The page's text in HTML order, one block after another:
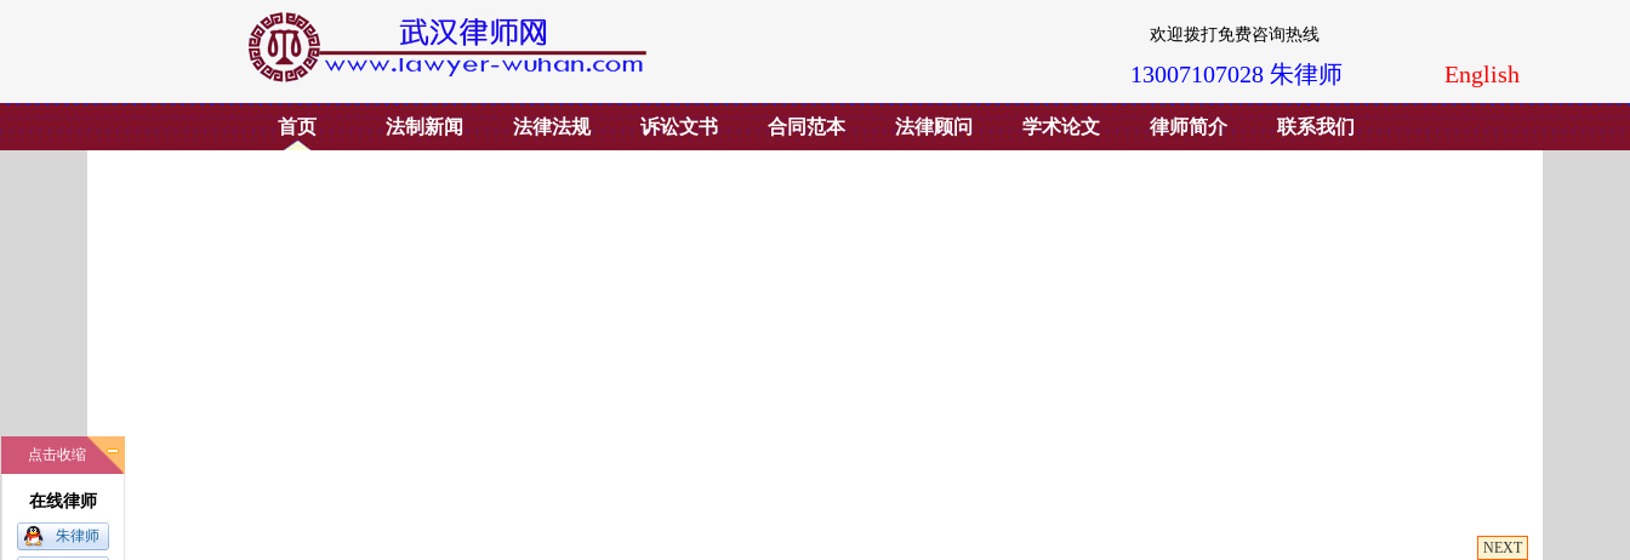
点击收缩
在线律师
朱律师
欢迎拨打免费咨询热线
13007107028 朱律师 English
首页 法制新闻 法律法规 诉讼文书 合同范本 法律顾问 学术论文 律师简介 联系我们
NEXT